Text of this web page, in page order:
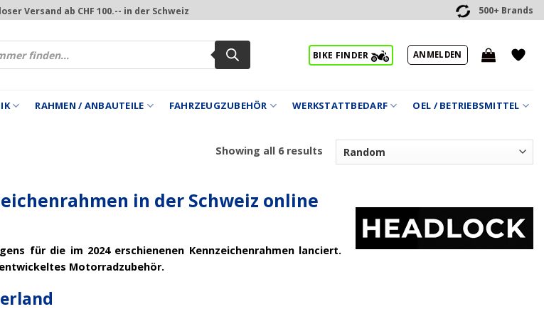
Versand ab CHF 100.-- in der Schweiz 500+ Brands
BIKE FINDER ANMELDEN
RAHMEN / ANBAUTEILE FAHRZEUGZUBEHÖR WERKSTATTBEDARF OEL / BETRIEBSMITTEL
Showing all 6 results
in der Schweiz online
für die im 2024 erschienenen Kennzeichenrahmen lanciert.
Motorradzubehör.